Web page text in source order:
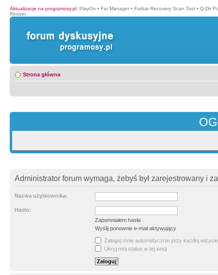
Aktualizacje na programosy.pl: PlayOn • Far Manager • Farbar Recovery Scan Tool • Q-Dir
Resizer
Strona główna
Administrator forum wymaga, żebyś był zarejestrowany i
Nazwa użytkownika:
Hasło:
Zapomniałem hasła
Wyślij ponownie e-mail aktywujący
Zaloguj mnie automatycznie przy każdej wizycie
Ukryj mój status w tej sesji